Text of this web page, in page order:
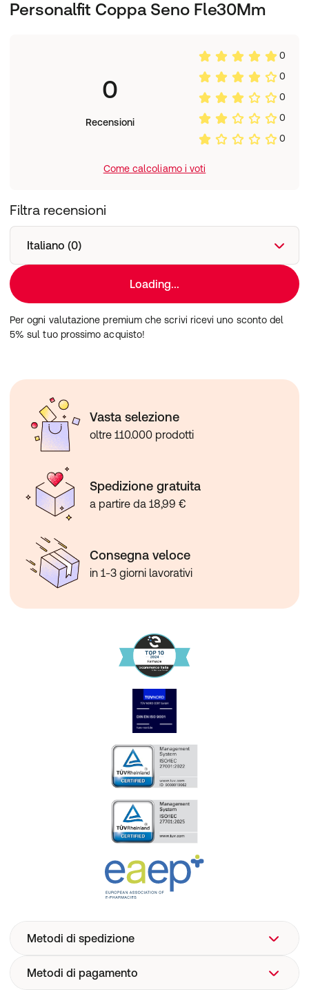
Personalfit Coppa Seno Fle30Mm
0
Recensioni
0
0
0
0
0
Come calcoliamo i voti
Filtra recensioni
Italiano (0)
Loading...
Per ogni valutazione premium che scrivi ricevi uno sconto del
5% sul tuo prossimo acquisto!
Vasta selezione
oltre 110.000 prodotti
Spedizione gratuita
a partire da 18,99 €
Consegna veloce
in 1-3 giorni lavorativi
Metodi di spedizione
Metodi di pagamento